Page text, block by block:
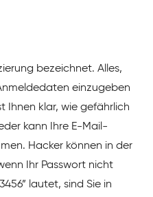
bezeichnet. Alles,
einzugeben
Ihnen klar, wie gefährlich
kann Ihre E-Mail-
Hacker können in der
Ihr Passwort nicht
lautet, sind Sie in